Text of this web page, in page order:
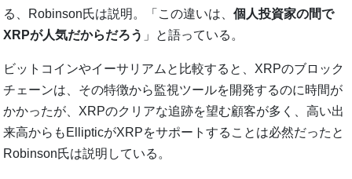
る、Robinson氏は説明。「この違いは、個人投資家の間で
XRPが人気だからだろう 」と語っている。
ビットコインやイーサリアムと比較すると、XRPのブロック
チェーンは、その特徴から監視ツールを開発するのに時間が
かかったが、XRPのクリアな追跡を望む顧客が多く、高い出
来高からもEllipticがXRPをサポートすることは必然だったと
Robinson氏は説明している。